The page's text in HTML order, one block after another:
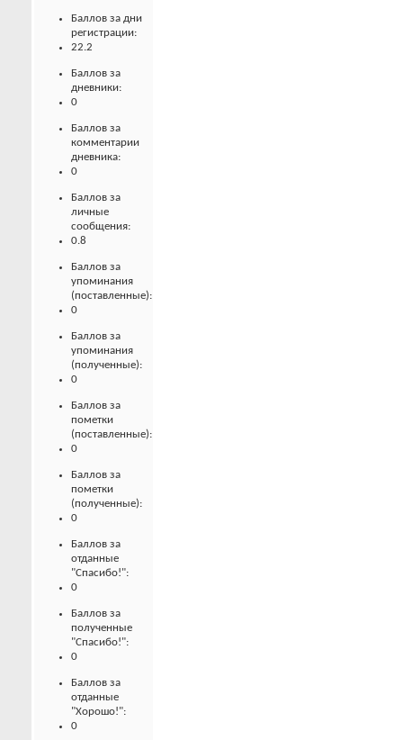
Баллов за дни
регистрации:
22.2
Баллов за
дневники:
0
Баллов за
комментарии
дневника:
0
Баллов за
личные
сообщения:
0.8
Баллов за
упоминания
(поставленные):
0
Баллов за
упоминания
(полученные):
0
Баллов за
пометки
(поставленные):
0
Баллов за
пометки
(полученные):
0
Баллов за
отданные
"Спасибо!":
0
Баллов за
полученные
"Спасибо!":
0
Баллов за
отданные
"Хорошо!":
0